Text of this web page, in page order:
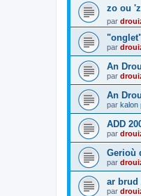
zo ou
par
par
An
par
An
par kalon
ADD
par
Gerioù
par
ar brud
par